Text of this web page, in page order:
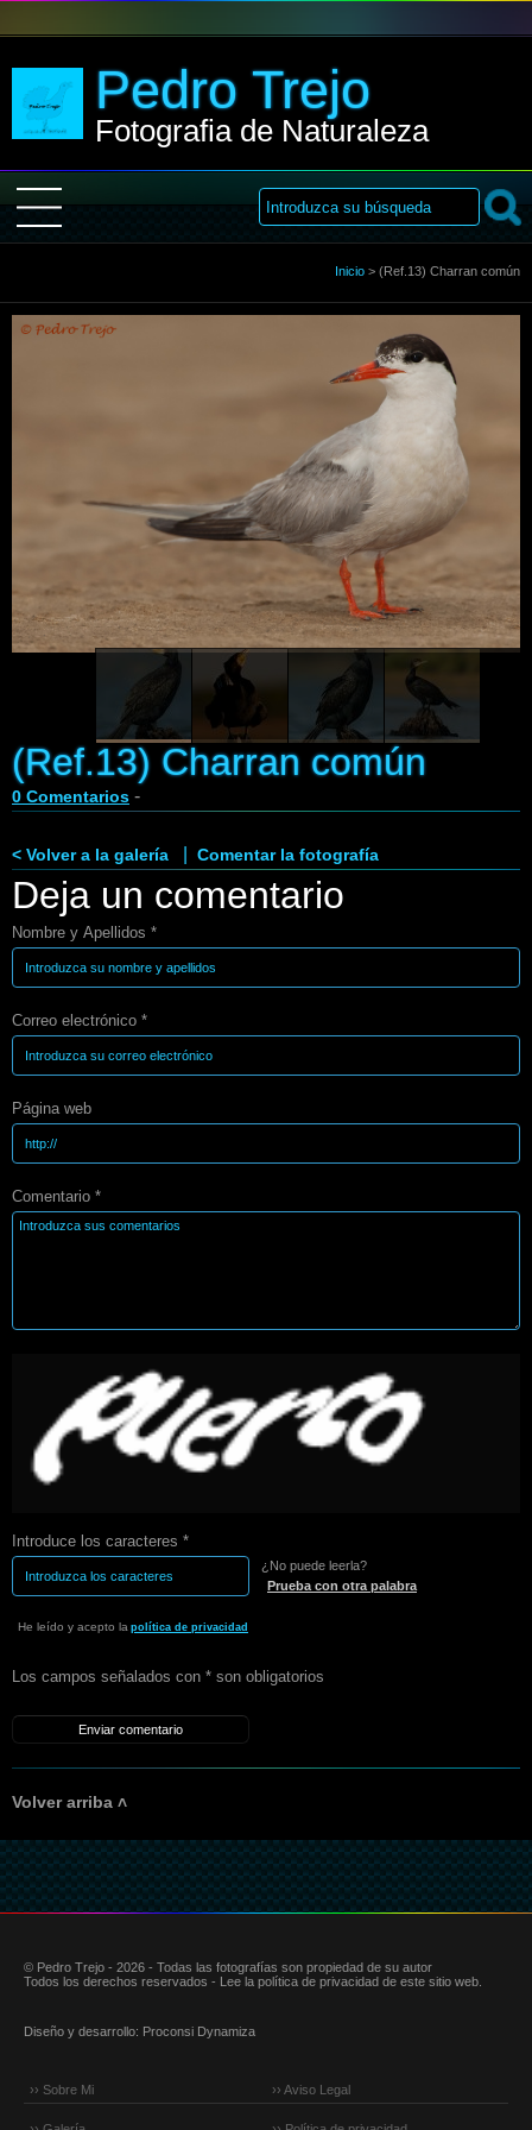
Pedro Trejo
Fotografia de Naturaleza
Sobre Mi
Contacto
Inicio > (Ref.13) Charran común
(Ref.13) Charran común
0 Comentarios -
< Volver a la galería Comentar la fotografía
Deja un comentario
Nombre y Apellidos *
Correo electrónico *
Página web
Comentario *
Introduce los caracteres *
¿No puede leerla?
Prueba con otra palabra
He leído y acepto la política de privacidad
Los campos señalados con * son obligatorios
Volver arriba ˄
© Pedro Trejo - 2026 - Todas las fotografías son propiedad de su autor
Todos los derechos reservados - Lee la política de privacidad de este sitio web.
Diseño y desarrollo: Proconsi Dynamiza
›› Sobre Mi ›› Aviso Legal